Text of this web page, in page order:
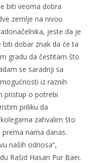
biti veoma dobra
zemlje na nivou
jeste da je
dobar znak da će ta
gradu da čestitam što
se saradnji sa
iz raznih
pristup o potrebi
priliku da
zahvalim što
nama danas.
naših odnosa“,
Rašid Hasan Pur Baei.